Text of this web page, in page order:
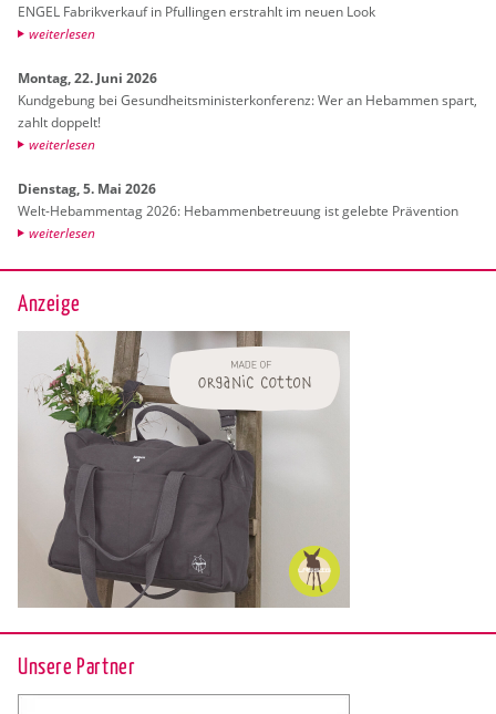
ENGEL Fa­brik­ver­kauf in Pful­lin­gen er­strahlt im neuen Look
wei­ter­le­sen
Mon­tag, 22. Juni 2026
Kund­ge­bung bei Ge­sund­heits­mi­nis­ter­kon­fe­renz: Wer an Heb­am­men spart,
zahlt dop­pelt!
wei­ter­le­sen
Diens­tag, 5. Mai 2026
Welt-Heb­am­men­tag 2026: Heb­am­men­be­treu­ung ist ge­leb­te Prä­ven­ti­on
wei­ter­le­sen
Anzeige
Unsere Partner